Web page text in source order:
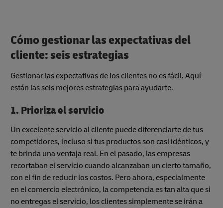
Cómo gestionar las expectativas del
cliente: seis estrategias
Gestionar las expectativas de los clientes no es fácil. Aquí
están las seis mejores estrategias para ayudarte.
1. Prioriza el servicio
Un excelente servicio al cliente puede diferenciarte de tus
competidores, incluso si tus productos son casi idénticos, y
te brinda una ventaja real. En el pasado, las empresas
recortaban el servicio cuando alcanzaban un cierto tamaño,
con el fin de reducir los costos. Pero ahora, especialmente
en el comercio electrónico, la competencia es tan alta que si
no entregas el servicio, los clientes simplemente se irán a